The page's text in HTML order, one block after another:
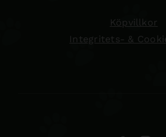
Köpvillkor
Integritets- &